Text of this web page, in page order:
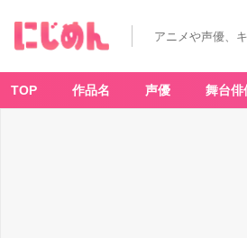
アニメや声優、
TOP 作品名 声優 舞台俳